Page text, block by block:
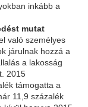
inkább a
mutat
való személyes
járulnak hozzá a
a lakosság
2015
támogatta a
11,9 százalék